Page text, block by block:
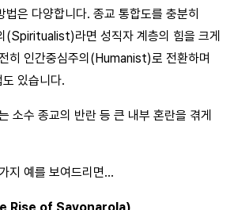
법은 다양합니다. 종교 통합도를 충분히
(Spiritualist)라면 성직자 계층의 힘을 크게
히 인간중심주의(Humanist)로 전환하며
있습니다.
소수 종교의 반란 등 큰 내부 혼란을 겪게
지 예를 보여드리면...